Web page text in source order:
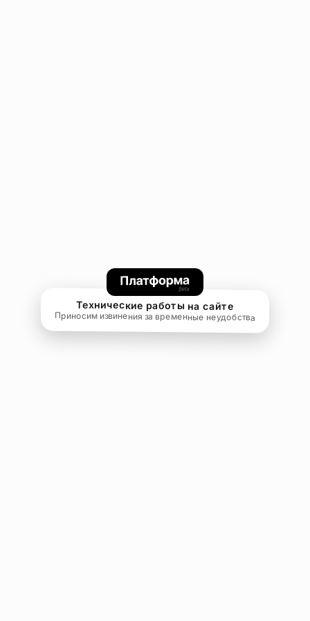
Технические работы на сайте
Приносим извинения за временные неудобства